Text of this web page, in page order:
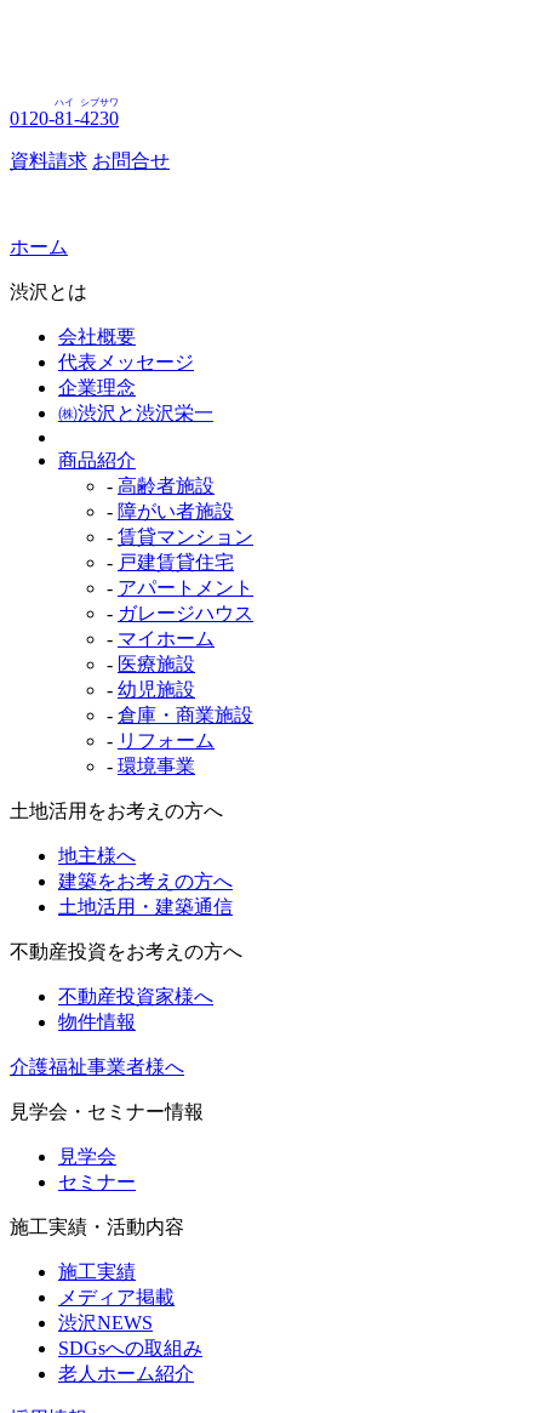
0120-81
ハイ
-4230
シブサワ
資料請求 お問合せ
ホーム
渋沢とは
会社概要
代表メッセージ
企業理念
㈱渋沢と渋沢栄一
商品紹介
- 高齢者施設
- 障がい者施設
- 賃貸マンション
- 戸建賃貸住宅
- アパートメント
- ガレージハウス
- マイホーム
- 医療施設
- 幼児施設
- 倉庫・商業施設
- リフォーム
- 環境事業
土地活用をお考えの方へ
地主様へ
建築をお考えの方へ
土地活用・建築通信
不動産投資をお考えの方へ
不動産投資家様へ
物件情報
介護福祉事業者様へ
見学会・セミナー情報
見学会
セミナー
施工実績・活動内容
施工実績
メディア掲載
渋沢NEWS
SDGsへの取組み
老人ホーム紹介